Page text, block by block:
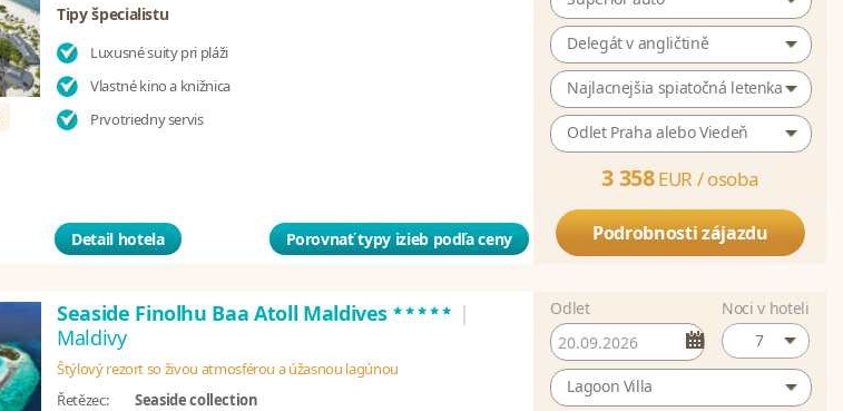
Tipy špecialistu
Luxusné suity pri pláži
Vlastné kino a knižnica
Prvotriedny servis
Detail hotela Porovnať typy izieb podľa ceny
Delegát v angličtině
Najlacnejšia spiatočná letenka
Odlet Praha alebo Viedeň
3 358EUR /osoba
Podrobnosti zájazdu
Seaside Finolhu Baa Atoll Maldives ***** |
Maldivy
Štýlový rezort so živou atmosférou a úžasnou lagúnou
Řetězec:
Seaside collection
Odlet
Noci v hoteli
7
Lagoon Villa